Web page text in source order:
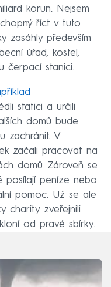
korun. Nejsem
říct v tuto
zasáhly především
úřad, kostel,
čerpací stanici.
statici a určili
domů bude
zachránit. V
začali pracovat na
domů. Zároveň se
posílají peníze nebo
pomoc. Už se ale
charity zveřejnili
od pravé sbírky.